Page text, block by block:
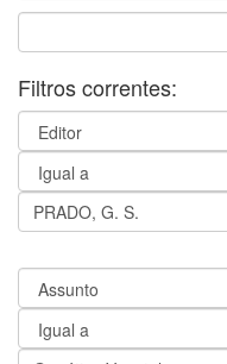
Filtros correntes: